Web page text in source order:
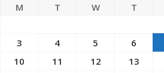
M T W T
3
4 5 6
10
11 12 13